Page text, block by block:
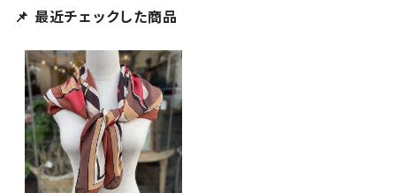
📌 最近チェックした商品